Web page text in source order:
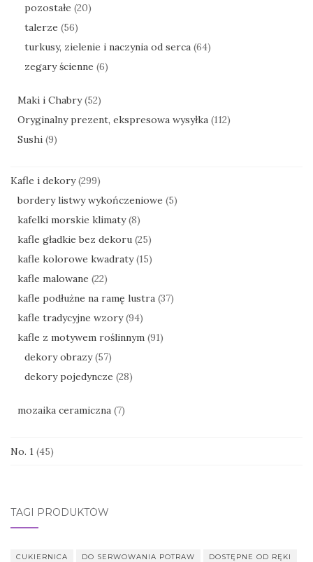
pozostałe (20)
talerze (56)
turkusy, zielenie i naczynia od serca (64)
zegary ścienne (6)
Maki i Chabry (52)
Oryginalny prezent, ekspresowa wysyłka (112)
Sushi (9)
Kafle i dekory (299)
bordery listwy wykończeniowe (5)
kafelki morskie klimaty (8)
kafle gładkie bez dekoru (25)
kafle kolorowe kwadraty (15)
kafle malowane (22)
kafle podłużne na ramę lustra (37)
kafle tradycyjne wzory (94)
kafle z motywem roślinnym (91)
dekory obrazy (57)
dekory pojedyncze (28)
mozaika ceramiczna (7)
No. 1 (45)
TAGI PRODUKTÓW
CUKIERNICA DO SERWOWANIA POTRAW DOSTĘPNE OD RĘKI